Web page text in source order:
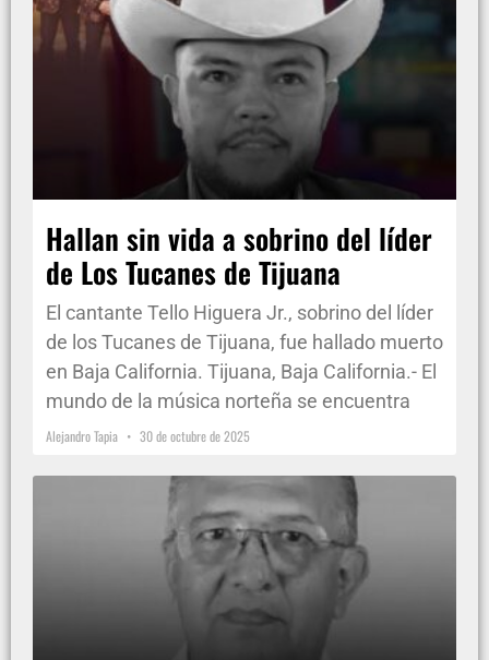
Hallan sin vida a sobrino del líder
de Los Tucanes de Tijuana
El cantante Tello Higuera Jr., sobrino del líder
de los Tucanes de Tijuana, fue hallado muerto
en Baja California. Tijuana, Baja California.- El
mundo de la música norteña se encuentra
Alejandro Tapia 30 de octubre de 2025